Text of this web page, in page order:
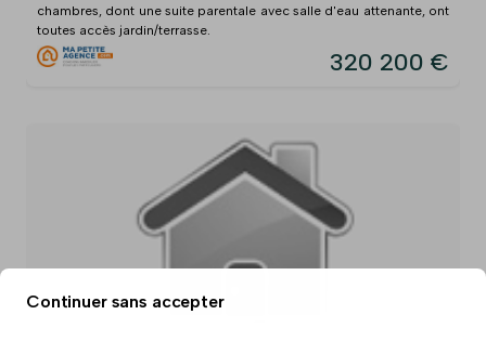
chambres, dont une suite parentale avec salle d'eau attenante, ont
toutes accès jardin/terrasse.
320 200 €
Continuer sans accepter